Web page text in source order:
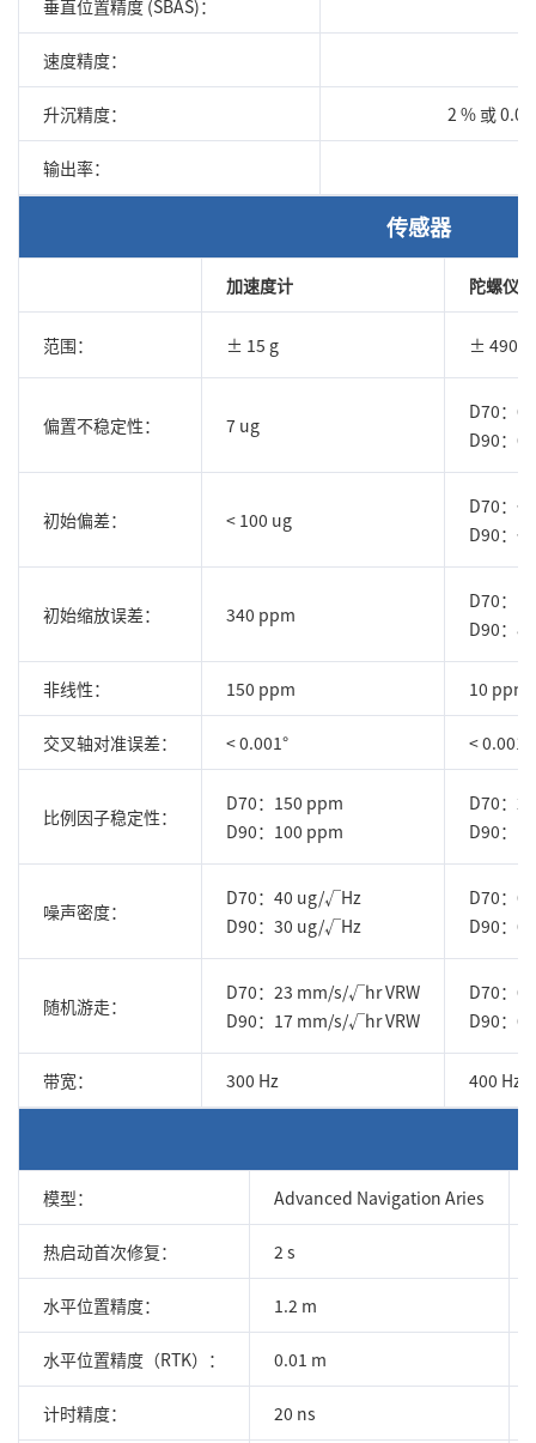
垂直位置精度 (SBAS)：
速度精度：
升沉精度： 2 % 或
输出率：
传感器
加速度计 陀螺仪
范围： ± 15 g ± 490
偏置不稳定性： 7 ug
D70：
D90：
初始偏差： < 100 ug
D70：<
D90：<
初始缩放误差： 340 ppm
D70：
D90：
非线性： 150 ppm 10 ppm
交叉轴对准误差： < 0.001° < 0.001 °
比例因子稳定性：
D70：150 ppm
D90：100 ppm
D70：
D90：
噪声密度：
D70：40 ug/√Hz
D90：30 ug/√Hz
D70：
D90：
随机游走：
D70：23 mm/s/√hr VRW
D90：17 mm/s/√hr VRW
D70：
D90：
带宽： 300 Hz 400 Hz
模型： Advanced Navigation Aries
热启动首次修复： 2 s
水平位置精度： 1.2 m
水平位置精度（RTK）： 0.01 m
计时精度： 20 ns